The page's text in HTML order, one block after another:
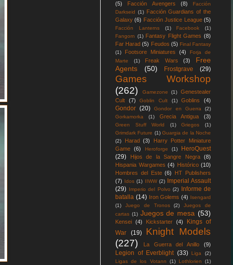
(5)
Facción Avengers (8)
Facción
Darkseid (1) Facción Guardians of the
Galaxy (6) Facción Justice League (5)
Facción Lanterns (1) Facebook
(1)
Fangorn (1) Fantasy Flight Games (8)
Far Harad (5) Feudos (5) Final Fantasy
(1)
Footsore Miniatures (4)
Forja de
Marte
(1) Freak Wars (3)
Free
Agents
(50) Frostgrave (29)
Games Workshop
(262)
Gamezone (1)
Genestealer
Cult
(7) Goblin Cult (1) Goblins (4)
Gondor (20) Gondor en Guerra
(2)
Gorkamorka
(1) Grecia Antigua (3)
Green Stuff World (1) Griegos
(1)
Grimdark Future (1) Guargia de la Noche
(2)
Harad (3)
Harry Potter Miniature
Game
(6) Heroforge (1)
HeroQuest
(29)
Hijos de la Sangre Negra
(8)
Hispania Wargames (4) Histórico (10)
Hombres del Este (6)
HT Publishers
(7) Idos (1) IIWW (2)
Imperial Assault
(29) Imperio del Polvo (2)
Informe de
batalla (14) Iron Golems (4) Isengard
(1)
Juego de Tronos (2)
Juegos de
cartas (1) Juegos de mesa (53)
Kensei (4) Kickstarter (4)
Kings of
War
(19)
Knight Models
(227)
La Guerra del Anillo (9)
Legion of Everblight (33) Liga
(2)
Ligas de los Votann
(1) Lothlorien (1)